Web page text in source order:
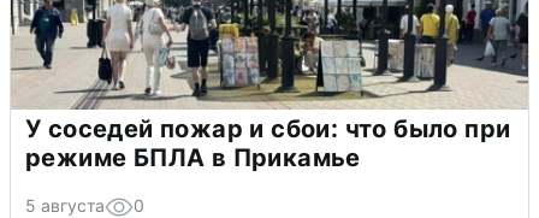
У соседей пожар и сбои: что было при
режиме БПЛА в Прикамье
5 августа 0